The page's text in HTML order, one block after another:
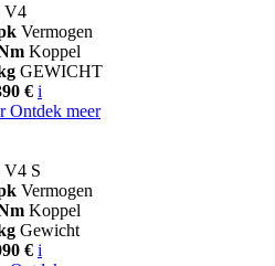
V4
Vermogen
Koppel
GEWICHT
€ i
Ontdek meer
V4 S
Vermogen
Koppel
Gewicht
€ i